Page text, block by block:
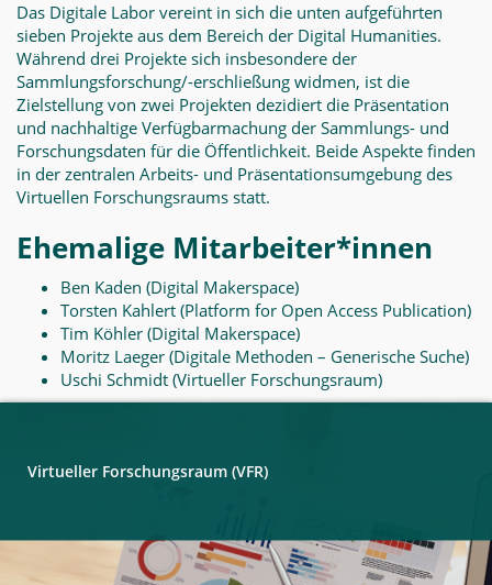
Das Digitale Labor vereint in sich die unten aufgeführten
sieben Projekte aus dem Bereich der Digital Humanities.
Während drei Projekte sich insbesondere der
Sammlungsforschung/-erschließung widmen, ist die
Zielstellung von zwei Projekten dezidiert die Präsentation
und nachhaltige Verfügbarmachung der Sammlungs- und
Forschungsdaten für die Öffentlichkeit. Beide Aspekte finden
in der zentralen Arbeits- und Präsentationsumgebung des
Virtuellen Forschungsraums statt.
Ehemalige Mitarbeiter*innen
Ben Kaden (Digital Makerspace)
Torsten Kahlert (Platform for Open Access Publication)
Tim Köhler (Digital Makerspace)
Moritz Laeger (Digitale Methoden – Generische Suche)
Uschi Schmidt (Virtueller Forschungsraum)
Virtueller Forschungsraum (VFR)